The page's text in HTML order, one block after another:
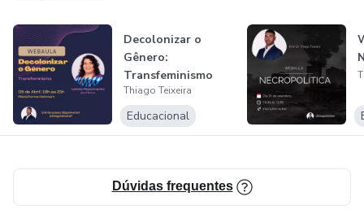
Decolonizar o
Gênero:
Transfeminismo
Thiago Teixeira
Educacional
Dúvidas frequentes